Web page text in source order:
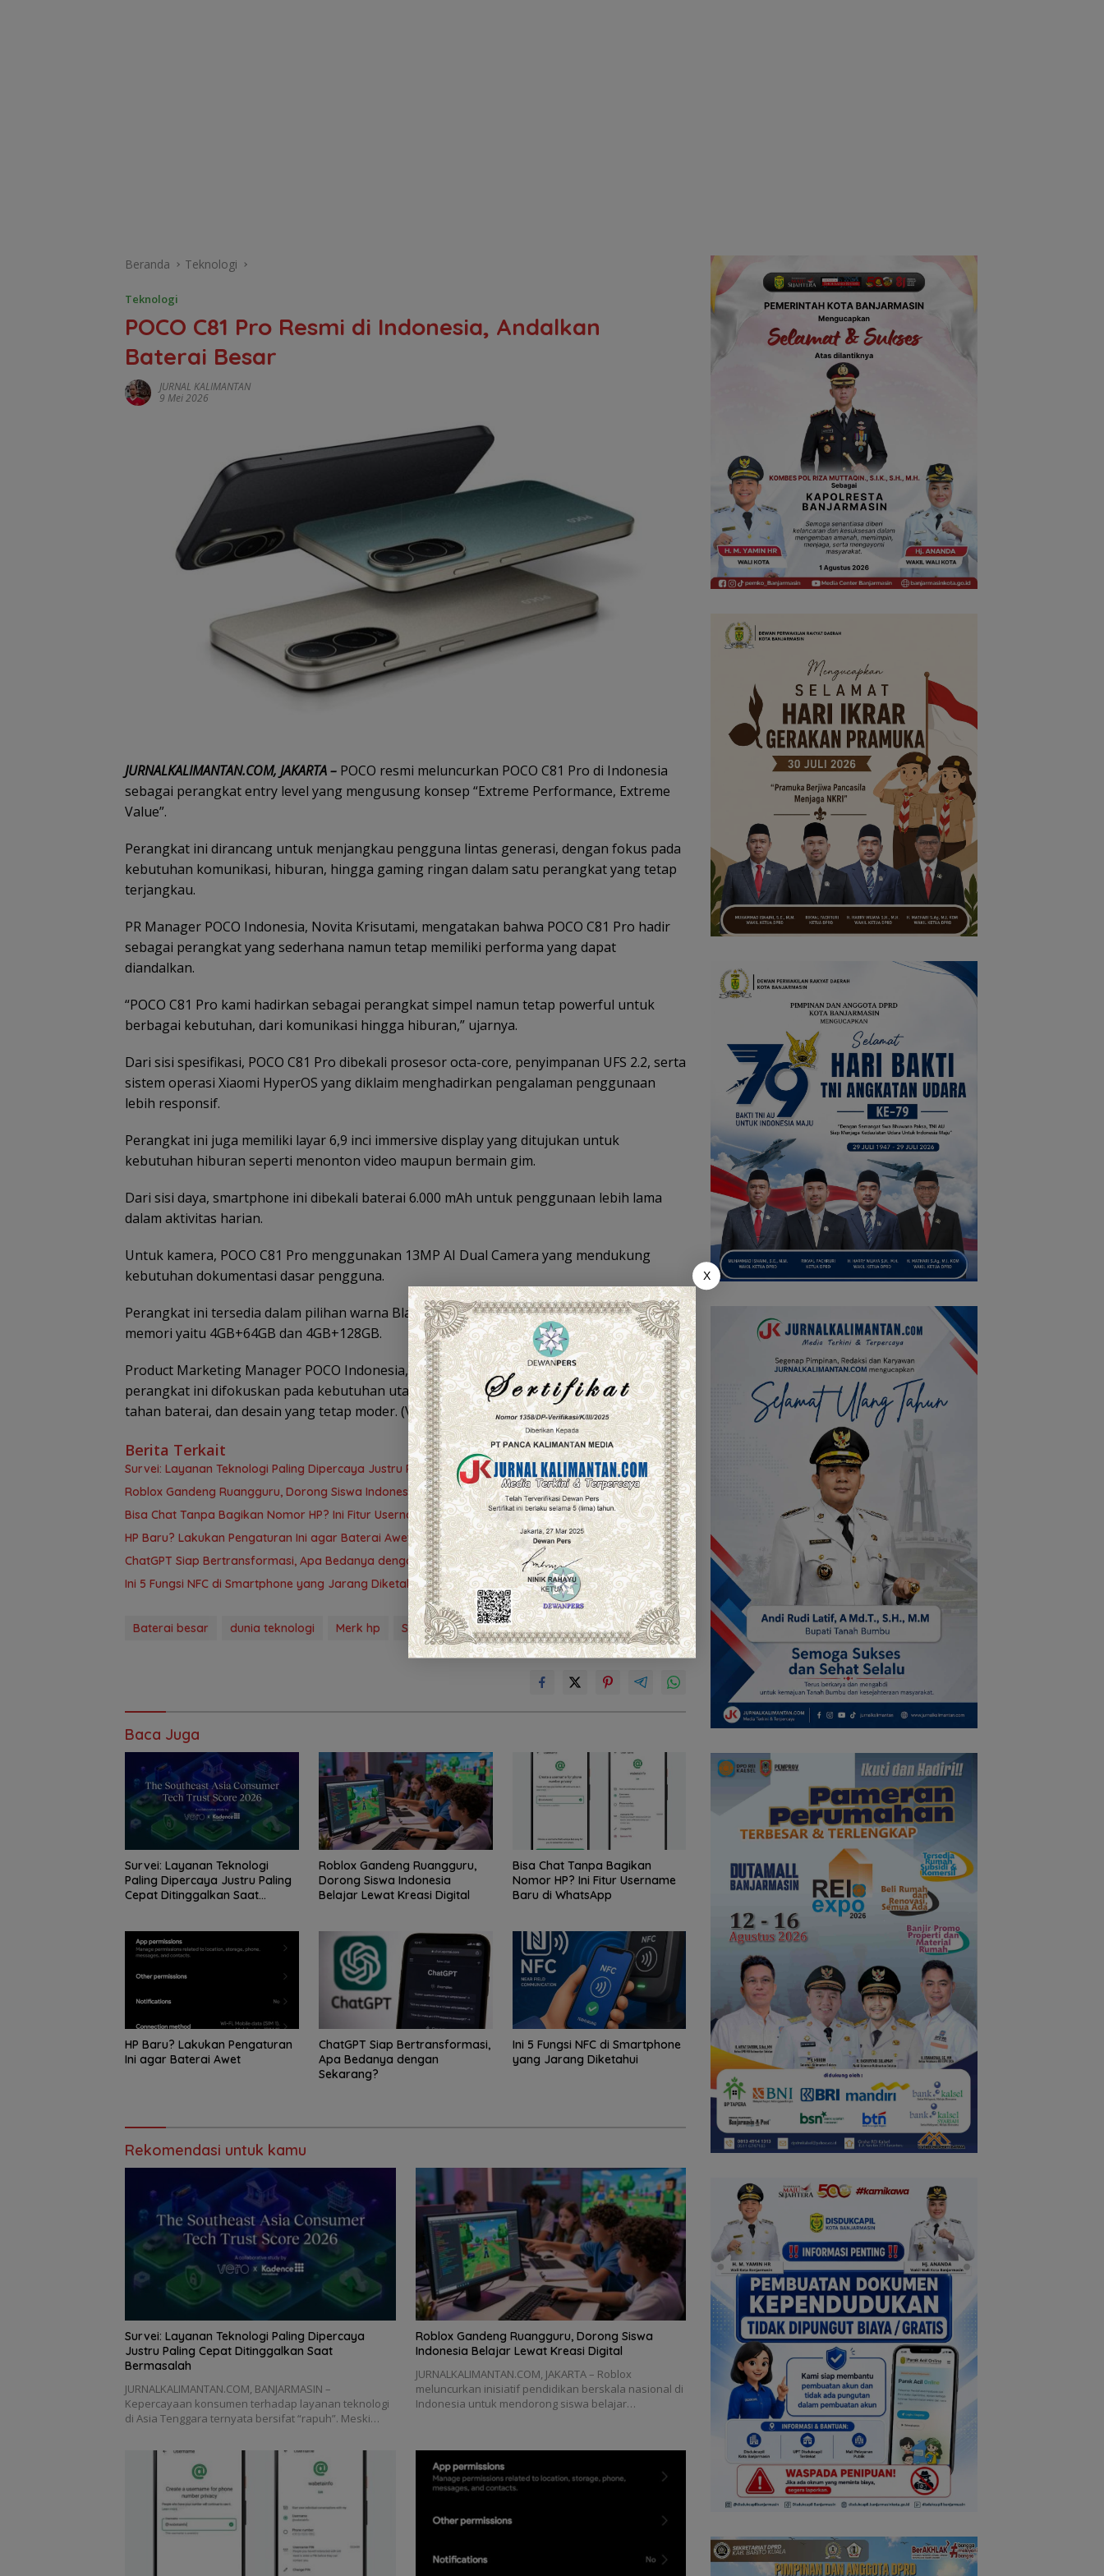
Beranda Teknologi
Teknologi
POCO C81 Pro Resmi di Indonesia, Andalkan
Baterai Besar
JURNAL KALIMANTAN
9 Mei 2026
JURNALKALIMANTAN.COM, JAKARTA – POCO resmi meluncurkan POCO C81 Pro di Indonesia
sebagai perangkat entry level yang mengusung konsep “Extreme Performance, Extreme
Value”.
Perangkat ini dirancang untuk menjangkau pengguna lintas generasi, dengan fokus pada
kebutuhan komunikasi, hiburan, hingga gaming ringan dalam satu perangkat yang tetap
terjangkau.
PR Manager POCO Indonesia, Novita Krisutami, mengatakan bahwa POCO C81 Pro hadir
sebagai perangkat yang sederhana namun tetap memiliki performa yang dapat
diandalkan.
“POCO C81 Pro kami hadirkan sebagai perangkat simpel namun tetap powerful untuk
berbagai kebutuhan, dari komunikasi hingga hiburan,” ujarnya.
Dari sisi spesifikasi, POCO C81 Pro dibekali prosesor octa-core, penyimpanan UFS 2.2, serta
sistem operasi Xiaomi HyperOS yang diklaim menghadirkan pengalaman penggunaan
lebih responsif.
Perangkat ini juga memiliki layar 6,9 inci immersive display yang ditujukan untuk
kebutuhan hiburan seperti menonton video maupun bermain gim.
Dari sisi daya, smartphone ini dibekali baterai 6.000 mAh untuk penggunaan lebih lama
dalam aktivitas harian.
Untuk kamera, POCO C81 Pro menggunakan 13MP AI Dual Camera yang mendukung
kebutuhan dokumentasi dasar pengguna.
Perangkat ini tersedia dalam pilihan warna Black, Gold, dan Green, serta dua varian
memori yaitu 4GB+64GB dan 4GB+128GB.
Product Marketing Manager POCO Indonesia, Satryo Sidhi Rachmat, mengatakan
perangkat ini difokuskan pada kebutuhan utama pengguna seperti layar besar, daya
tahan baterai, dan desain yang tetap moder. (Viz)
Berita Terkait
Survei: Layanan Teknologi Paling Dipercaya Justru Paling Cepat Ditinggalkan Saat Bermasalah
Roblox Gandeng Ruangguru, Dorong Siswa Indonesia Belajar Lewat Kreasi Digital
Bisa Chat Tanpa Bagikan Nomor HP? Ini Fitur Username Baru di WhatsApp
HP Baru? Lakukan Pengaturan Ini agar Baterai Awet
ChatGPT Siap Bertransformasi, Apa Bedanya dengan Sekarang?
Ini 5 Fungsi NFC di Smartphone yang Jarang Diketahui
Baterai besar dunia teknologi Merk hp Smartphone
Baca Juga
Survei: Layanan Teknologi
Paling Dipercaya Justru Paling
Cepat Ditinggalkan Saat
Roblox Gandeng Ruangguru,
Dorong Siswa Indonesia
Belajar Lewat Kreasi Digital
Bisa Chat Tanpa Bagikan
Nomor HP? Ini Fitur Username
Baru di WhatsApp
HP Baru? Lakukan Pengaturan
Ini agar Baterai Awet
ChatGPT Siap Bertransformasi,
Apa Bedanya dengan
Sekarang?
Ini 5 Fungsi NFC di Smartphone
yang Jarang Diketahui
Rekomendasi untuk kamu
Survei: Layanan Teknologi Paling Dipercaya
Justru Paling Cepat Ditinggalkan Saat
Bermasalah
JURNALKALIMANTAN.COM, BANJARMASIN –
Kepercayaan konsumen terhadap layanan teknologi
di Asia Tenggara ternyata bersifat “rapuh”. Meski…
Roblox Gandeng Ruangguru, Dorong Siswa
Indonesia Belajar Lewat Kreasi Digital
JURNALKALIMANTAN.COM, JAKARTA – Roblox
meluncurkan inisiatif pendidikan berskala nasional di
Indonesia untuk mendorong siswa belajar…
X